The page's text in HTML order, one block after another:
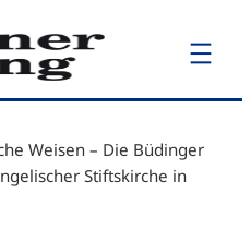
Weisen – Die Büdinger
Stiftskirche in